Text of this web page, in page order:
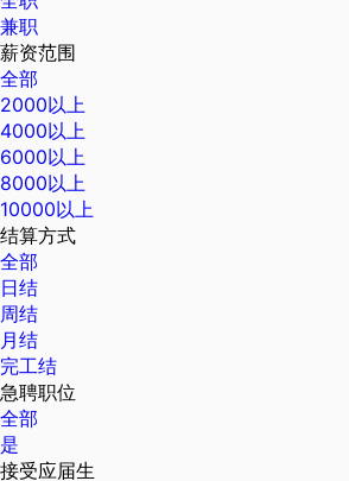
兼职
薪资范围
全部
2000以上
4000以上
6000以上
8000以上
10000以上
结算方式
全部
日结
周结
月结
完工结
急聘职位
全部
是
接受应届生